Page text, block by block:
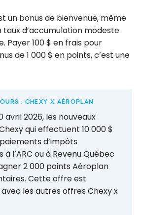
un bonus de bienvenue, même
d’accumulation modeste
Payer 100 $ en frais pour
de 1 000 $ en points, c’est une
: CHEXY X AÉROPLAN
avril 2026, les nouveaux
qui effectuent 10 000 $
d’impôts
à l’ARC ou à Revenu Québec
2 000 points Aéroplan
Cette offre est
les autres offres Chexy x